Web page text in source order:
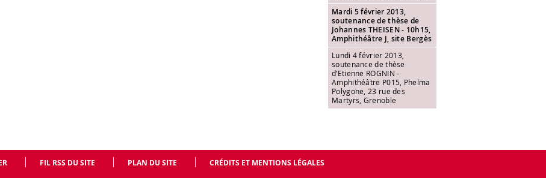
Mardi 5 février 2013,
soutenance de thèse de
Johannes THEISEN - 10h15,
Amphithéâtre J, site Bergès
Lundi 4 février 2013,
soutenance de thèse
d’Etienne ROGNIN -
Amphithéâtre P015, Phelma
Polygone, 23 rue des
Martyrs, Grenoble
FIL RSS DU SITE PLAN DU SITE CRÉDITS ET MENTIONS LÉGALES